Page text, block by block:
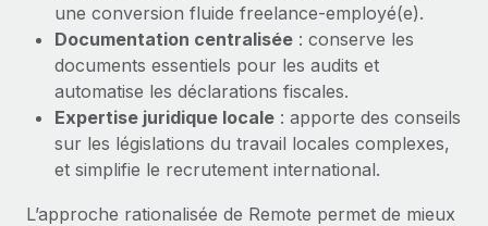
Organisez facilement le déménagement de vos
employés
Avantages sociaux
Gérez facilement les avantages sociaux
Mises à jour des produits de Remote :
Intégrations Gusto et Xero et Gestion des
freelances Plus
Remote a toujours pour mission d'aider les entreprises de
toute taille à embaucher, gérer et payer...
En savoir plus
une conversion fluide freelance-employé(e).
Documentation centralisée : conserve les
documents essentiels pour les audits et
automatise les déclarations fiscales.
Expertise juridique locale : apporte des conseils
sur les législations du travail locales complexes,
et simplifie le recrutement international.
L’approche rationalisée de Remote permet de mieux